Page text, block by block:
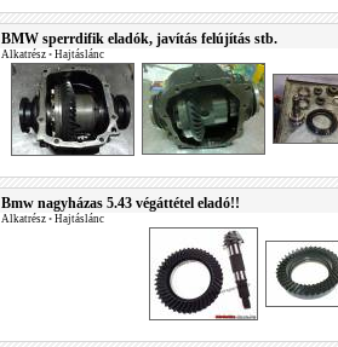
BMW sperrdifik eladók, javítás felújítás stb.
Alkatrész • Hajtáslánc
Bmw nagyházas 5.43 végáttétel eladó!!
Alkatrész • Hajtáslánc